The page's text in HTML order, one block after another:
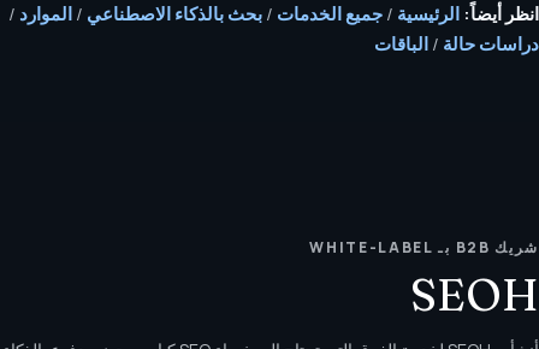
انظر أيضاً: الرئيسية / جميع الخدمات / بحث بالذكاء الاصطناعي / الموارد /
دراسات حالة / الباقات
شريك B2B بـ WHITE-LABEL
SEOH